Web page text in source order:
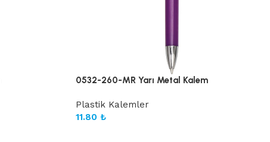
0532-260-MR Yarı Metal Kalem
Plastik Kalemler
11.80 ₺